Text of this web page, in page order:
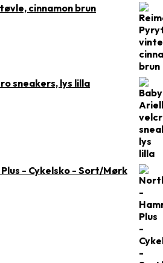
cinnamon brun
sneakers, lys lilla
- Cykelsko - Sort/Mørk